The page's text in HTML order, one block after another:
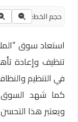
حجم الخط:
استعاد سوق
تنظيف وإعادة
في التنظيم
كما شهد السوق
ويعتبر هذا